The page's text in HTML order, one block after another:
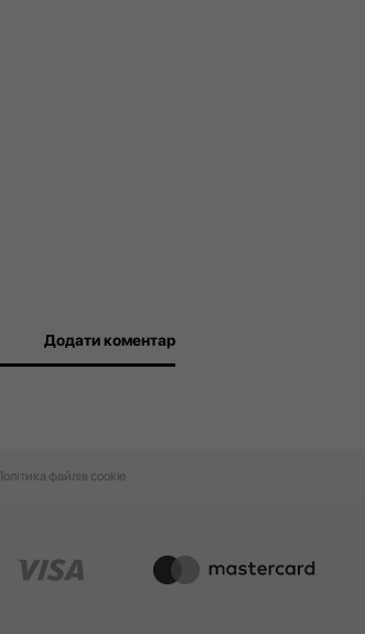
Додати коментар
Політика файлів cookie